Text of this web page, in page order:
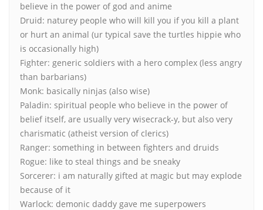
believe in the power of god and anime
Druid: naturey people who will kill you if you kill a plant
or hurt an animal (ur typical save the turtles hippie who
is occasionally high)
Fighter: generic soldiers with a hero complex (less angry
than barbarians)
Monk: basically ninjas (also wise)
Paladin: spiritual people who believe in the power of
belief itself, are usually very wisecrack-y, but also very
charismatic (atheist version of clerics)
Ranger: something in between fighters and druids
Rogue: like to steal things and be sneaky
Sorcerer: i am naturally gifted at magic but may explode
because of it
Warlock: demonic daddy gave me superpowers